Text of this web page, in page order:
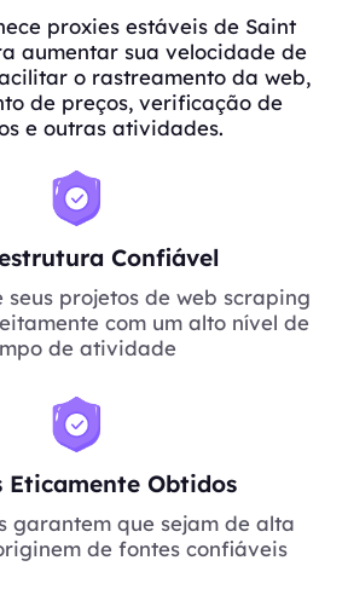
proxies estáveis de Saint
aumentar sua velocidade de
o rastreamento da web,
de preços, verificação de
e outras atividades.
Confiável
seus projetos de web scraping
com um alto nível de
de atividade
Eticamente Obtidos
garantem que sejam de alta
de fontes confiáveis